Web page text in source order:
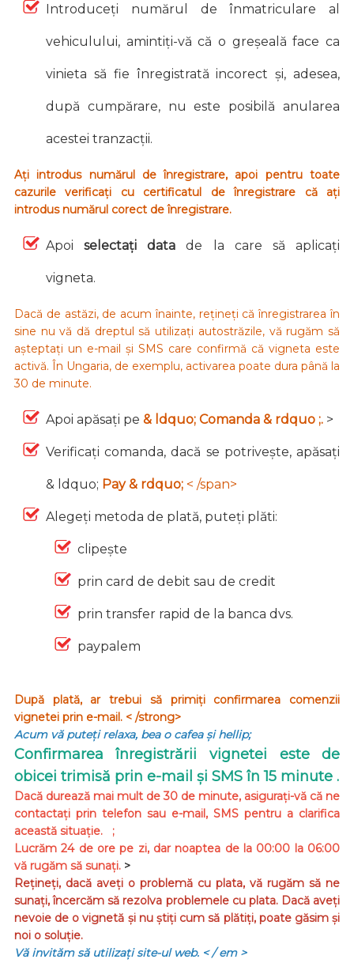
Introduceți numărul de înmatriculare al
vehiculului, amintiți-vă că o greșeală face ca
vinieta să fie înregistrată incorect și, adesea,
după cumpărare, nu este posibilă anularea
acestei tranzacții.
Ați introdus numărul de înregistrare, apoi pentru toate
cazurile verificați cu certificatul de înregistrare că ați
introdus numărul corect de înregistrare.
Apoiselectați datade la care să aplicați
vigneta.
Dacă de astăzi, de acum înainte, rețineți că înregistrarea în
sine nu vă dă dreptul să utilizați autostrăzile, vă rugăm să
așteptați un e-mail și SMS care confirmă că vigneta este
activă. În Ungaria, de exemplu, activarea poate dura până la
30 de minute.
Apoi apăsați pe & ldquo; Comanda & rdquo ;. >
Verificați comanda, dacă se potrivește, apăsați
& ldquo; Pay & rdquo; < /span>
Alegeți metoda de plată, puteți plăti:
clipește
prin card de debit sau de credit
prin transfer rapid de la banca dvs.
paypalem
După plată, ar trebui să primiți confirmarea comenzii
vignetei prin e-mail. < /strong>
Acum vă puteți relaxa, bea o cafea și hellip;
Confirmarea înregistrării vignetei este de
obicei trimisă prin e-mail și SMS în 15 minute .
Dacă durează mai mult de 30 de minute, asigurați-vă că ne
contactați prin telefon sau e-mail, SMS pentru a clarifica
această situație. ;
Lucrăm 24 de ore pe zi, dar noaptea de la 00:00 la 06:00
vă rugăm să sunați. >
Rețineți, dacă aveți o problemă cu plata, vă rugăm să ne
sunați, încercăm să rezolva problemele cu plata. Dacă aveți
nevoie de o vignetă și nu știți cum să plătiți, poate găsim și
noi o soluție.
Vă invităm să utilizați site-ul web. < / em >